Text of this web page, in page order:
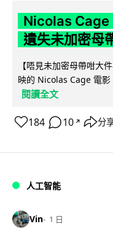
Nicolas Cage
遺失未加密母
【唔見未加密母帶咁大
映的 Nicolas Cage 電
閱讀全文
184 10 ↗ 分
人工智能
Vin 1 日